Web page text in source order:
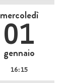
mercoledì
01
gennaio
16:15